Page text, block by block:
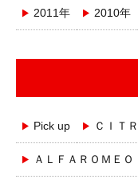
2011年 2010年
Pick up ＣＩＴ
ＡＬＦＡＲＯＭＥＯ